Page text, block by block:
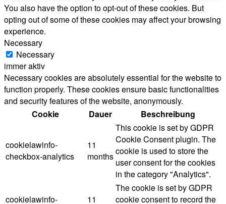
You also have the option to opt-out of these cookies. But
opting out of some of these cookies may affect your browsing
experience.
Necessary
Necessary
immer aktiv
Necessary cookies are absolutely essential for the website to
function properly. These cookies ensure basic functionalities
and security features of the website, anonymously.
Cookie
Dauer Beschreibung
cookielawinfo-
checkbox-analytics
11
months
This cookie is set by GDPR
Cookie Consent plugin. The
cookie is used to store the
user consent for the cookies
in the category "Analytics".
cookielawinfo- 11
The cookie is set by GDPR
cookie consent to record the